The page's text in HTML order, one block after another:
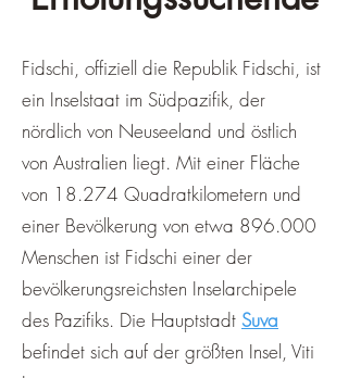
Fidschi, offiziell die Republik Fidschi, ist
ein Inselstaat im Südpazifik, der
nördlich von Neuseeland und östlich
von Australien liegt. Mit einer Fläche
von 18.274 Quadratkilometern und
einer Bevölkerung von etwa 896.000
Menschen ist Fidschi einer der
bevölkerungsreichsten Inselarchipele
des Pazifiks. Die Hauptstadt Suva
befindet sich auf der größten Insel, Viti